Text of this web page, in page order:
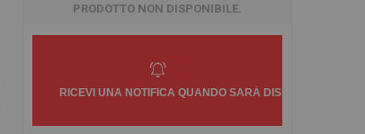
PRODOTTO NON DISPONIBILE.